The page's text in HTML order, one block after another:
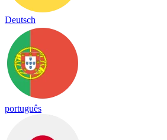
Deutsch
português